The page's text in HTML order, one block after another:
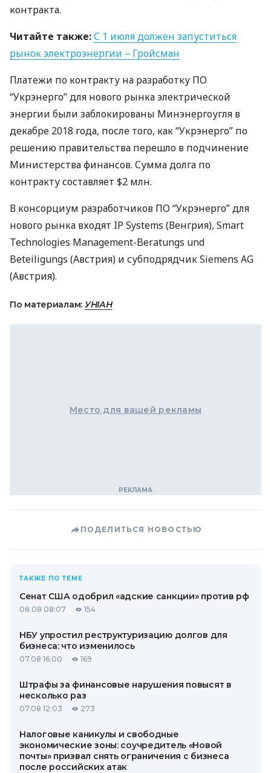
контракта.
Читайте также:С 1 июля должен запуститься
рынок электроэнергии – Гройсман
Платежи по контракту на разработку ПО
“Укрэнерго” для нового рынка электрической
энергии были заблокированы Минэнергоугля в
декабре 2018 года, после того, как “Укрэнерго” по
решению правительства перешло в подчинение
Министерства финансов. Сумма долга по
контракту составляет $2 млн.
В консорциум разработчиков ПО “Укрэнерго” для
нового рынка входят IP Systems (Венгрия), Smart
Technologies Management-Beratungs und
Beteiligungs (Австрия) и субподрядчик Siemens AG
(Австрия).
По материалам: УНІАН
Место для вашей рекламы
ПОДЕЛИТЬСЯ НОВОСТЬЮ
ТАКЖЕ ПО ТЕМЕ
Сенат США одобрил «адские санкции» против рф
08.08 08:07 154
НБУ упростил реструктуризацию долгов для
бизнеса: что изменилось
07.08 16:00 169
Штрафы за финансовые нарушения повысят в
несколько раз
07.08 12:03 273
Налоговые каникулы и свободные
экономические зоны: соучредитель «Новой
почты» призвал снять ограничения с бизнеса
после российских атак